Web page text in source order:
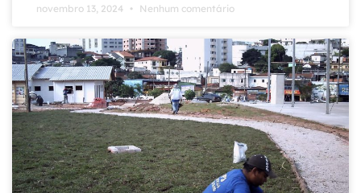
novembro 13, 2024 Nenhum comentário